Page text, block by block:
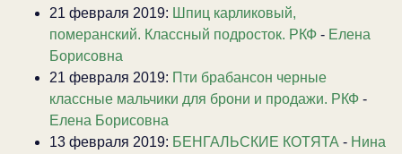
21 февраля 2019: Шпиц карликовый,
померанский. Классный подросток. РКФ - Елена
Борисовна
21 февраля 2019: Пти брабансон черные
классные мальчики для брони и продажи. РКФ -
Елена Борисовна
13 февраля 2019: БЕНГАЛЬСКИЕ КОТЯТА - Нина